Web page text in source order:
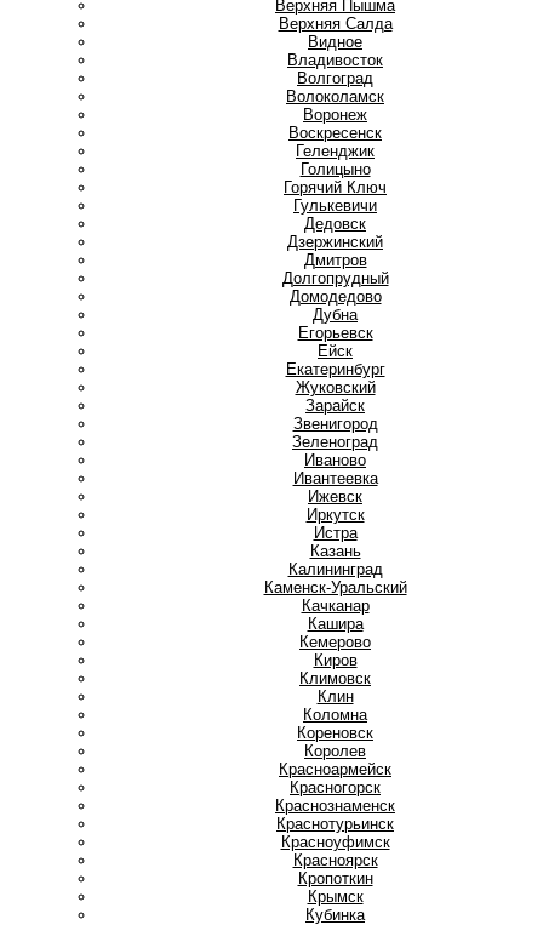
Верхняя Пышма
Верхняя Салда
Видное
Владивосток
Волгоград
Волоколамск
Воронеж
Воскресенск
Геленджик
Голицыно
Горячий Ключ
Гулькевичи
Дедовск
Дзержинский
Дмитров
Долгопрудный
Домодедово
Дубна
Егорьевск
Ейск
Екатеринбург
Жуковский
Зарайск
Звенигород
Зеленоград
Иваново
Ивантеевка
Ижевск
Иркутск
Истра
Казань
Калининград
Каменск-Уральский
Качканар
Кашира
Кемерово
Киров
Климовск
Клин
Коломна
Кореновск
Королев
Красноармейск
Красногорск
Краснознаменск
Краснотурьинск
Красноуфимск
Красноярск
Кропоткин
Крымск
Кубинка